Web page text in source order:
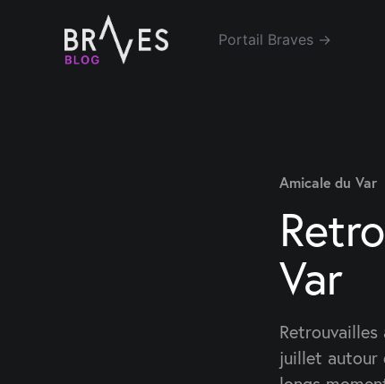
Portail Braves →
Amicale du Var
Var
juillet autour